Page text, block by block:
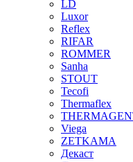
LD
Luxor
Reflex
RIFAR
ROMMER
Sanha
STOUT
Tecofi
Thermaflex
Viega
ZETKAMA
Декаст